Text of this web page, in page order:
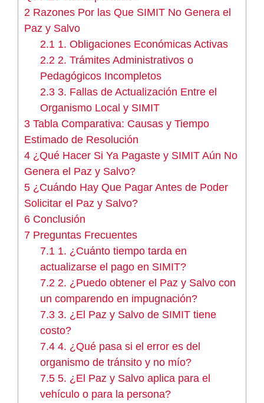
2 Razones Por las Que SIMIT No Genera el
Paz y Salvo
2.1 1. Obligaciones Económicas Activas
2.2 2. Trámites Administrativos o
Pedagógicos Incompletos
2.3 3. Fallas de Actualización Entre el
Organismo Local y SIMIT
3 Tabla Comparativa: Causas y Tiempo
Estimado de Resolución
4 ¿Qué Hacer Si Ya Pagaste y SIMIT Aún No
Genera el Paz y Salvo?
5 ¿Cuándo Hay Que Pagar Antes de Poder
Solicitar el Paz y Salvo?
6 Conclusión
7 Preguntas Frecuentes
7.1 1. ¿Cuánto tiempo tarda en
actualizarse el pago en SIMIT?
7.2 2. ¿Puedo obtener el Paz y Salvo con
un comparendo en impugnación?
7.3 3. ¿El Paz y Salvo de SIMIT tiene
costo?
7.4 4. ¿Qué pasa si el error es del
organismo de tránsito y no mío?
7.5 5. ¿El Paz y Salvo aplica para el
vehículo o para la persona?